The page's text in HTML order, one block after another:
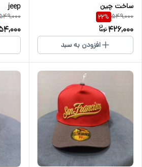
ساخت چین
549,000
22%
426,000
افزودن به سبد
jeep